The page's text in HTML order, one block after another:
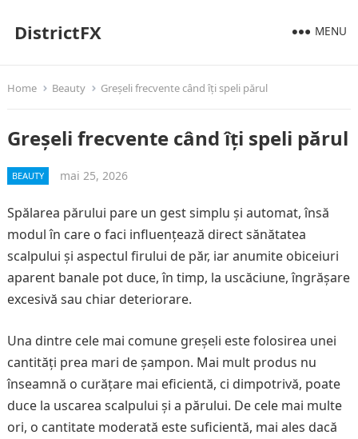
DistrictFX MENU
Home Beauty Greșeli frecvente când îți speli părul
Greșeli frecvente când îți speli părul
BEAUTY mai 25, 2026
Spălarea părului pare un gest simplu și automat, însă
modul în care o faci influențează direct sănătatea
scalpului și aspectul firului de păr, iar anumite obiceiuri
aparent banale pot duce, în timp, la uscăciune, îngrășare
excesivă sau chiar deteriorare.
Una dintre cele mai comune greșeli este folosirea unei
cantități prea mari de șampon. Mai mult produs nu
înseamnă o curățare mai eficientă, ci dimpotrivă, poate
duce la uscarea scalpului și a părului. De cele mai multe
ori, o cantitate moderată este suficientă, mai ales dacă